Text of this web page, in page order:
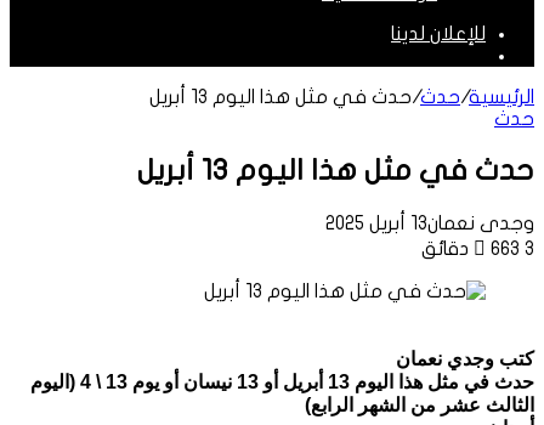
للإعلان لدينا
الرئيسية/حدث/حدث في مثل هذا اليوم 13 أبريل
حدث
حدث في مثل هذا اليوم 13 أبريل
وجدى نعمان13 أبريل 2025
663 3 دقائق
كتب وجدي نعمان
حدث في مثل هذا اليوم 13 أبريل أو 13 نيسان أو يوم 13 \ 4 (اليوم
الثالث عشر من الشهر الرابع)